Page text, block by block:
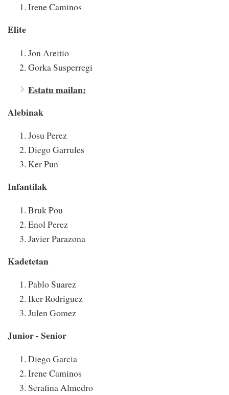
Irene Caminos
Elite
Jon Areitio
Gorka Susperregi
Estatu mailan:
Alebinak
Josu Perez
Diego Garrules
Ker Pun
Infantilak
Bruk Pou
Enol Perez
Javier Parazona
Kadetetan
Pablo Suarez
Iker Rodriguez
Julen Gomez
Junior - Senior
Diego Garcia
Irene Caminos
Serafina Almedro